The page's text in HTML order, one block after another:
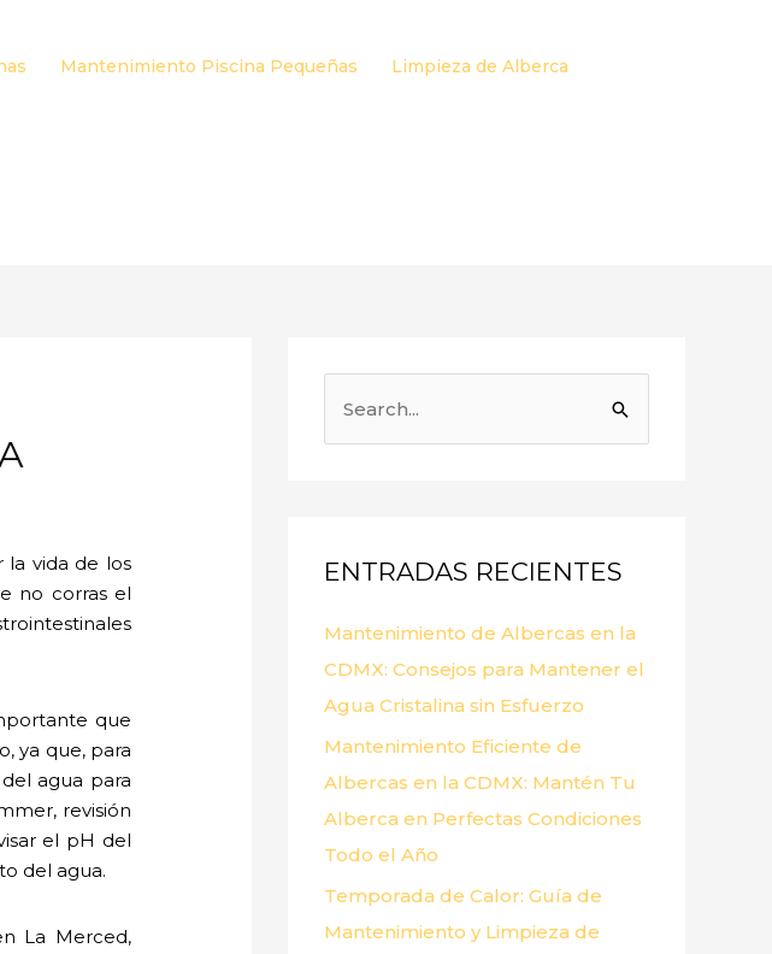
Mantenimiento Piscina Pequeñas Limpieza de Alberca
la vida de los
no corras el
que
ya que, para
agua para
revisión
el pH del
del agua.
La Merced,
r
o
r
:
ENTRADAS RECIENTES
Mantenimiento de Albercas en la
CDMX: Consejos para Mantener el
Agua Cristalina sin Esfuerzo
Mantenimiento Eficiente de
Albercas en la CDMX: Mantén Tu
Alberca en Perfectas Condiciones
Todo el Año
Temporada de Calor: Guía de
Mantenimiento y Limpieza de